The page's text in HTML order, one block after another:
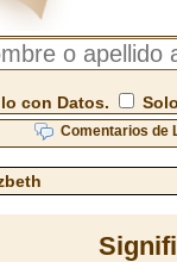
con Datos.
Comentarios de